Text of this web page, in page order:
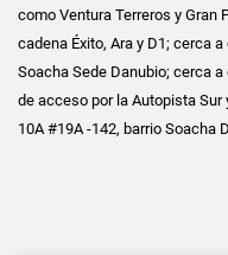
como Ventura Terreros y Gran
cadena Éxito, Ara y D1; cerca
Soacha Sede Danubio; cerca
de acceso por la Autopista Sur
10A #19A -142, barrio Soacha